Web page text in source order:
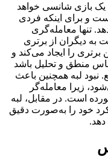
یک بازی شانسی خواهد
و برای اینکه فردی
تنها معامله‌گری
به دیگران از برتری
را ایجاد می‌کند و
منطق و تحلیل باشد
لبه همچنین باعث
زیرا معامله‌گر
است. در مقابل، لبه
خود را به‌صورت دقیق